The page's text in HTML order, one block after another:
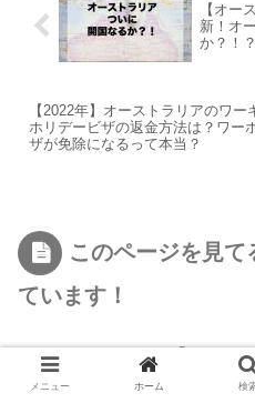
【オー
新！オ
か？！？
【2022年】オーストラリアのワー
ホリデービザの返金方法は？ワー
ザが免除になるって本当？
このページを見
ています！
【オース
日最新！
メニュー ホーム 検